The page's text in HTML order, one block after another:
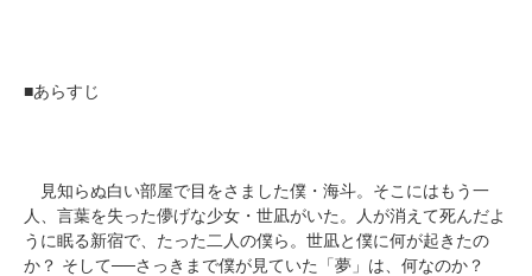
■あらすじ
見知らぬ白い部屋で目をさました僕・海斗。そこにはもう一
人、言葉を失った儚げな少女・世凪がいた。人が消えて死んだよ
うに眠る新宿で、たった二人の僕ら。世凪と僕に何が起きたの
か？ そして──さっきまで僕が見ていた「夢」は、何なのか？